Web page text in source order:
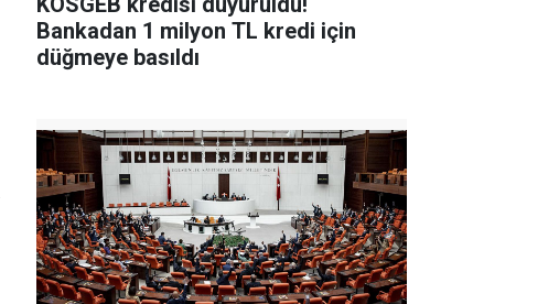
Bankadan 1 milyon TL kredi için
düğmeye basıldı